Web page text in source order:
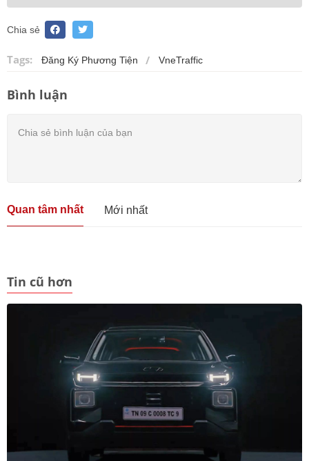
Chia sẻ
Tags: Đăng Ký Phương Tiện VneTraffic
Bình luận
Quan tâm nhất Mới nhất
Tin cũ hơn